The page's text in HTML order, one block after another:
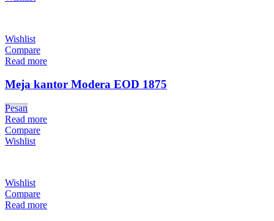
Wishlist
Compare
Read more
Meja kantor Modera EOD 1875
Pesan
Read more
Compare
Wishlist
Wishlist
Compare
Read more